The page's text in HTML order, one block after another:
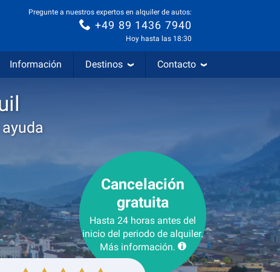
Pregunte a nuestros expertos en alquiler de autos:
+49 89 1436 7940
Hoy hasta las 18:30
Información Destinos Contacto
Cancelación
gratuita
Hasta 24 horas antes del
inicio del periodo de alquiler.
Más información.